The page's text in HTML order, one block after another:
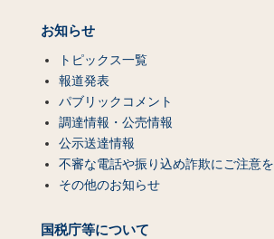
お知らせ
トピックス一覧
報道発表
パブリックコメント
調達情報・公売情報
公示送達情報
不審な電話や振り込め詐欺にご注意を
その他のお知らせ
国税庁等について